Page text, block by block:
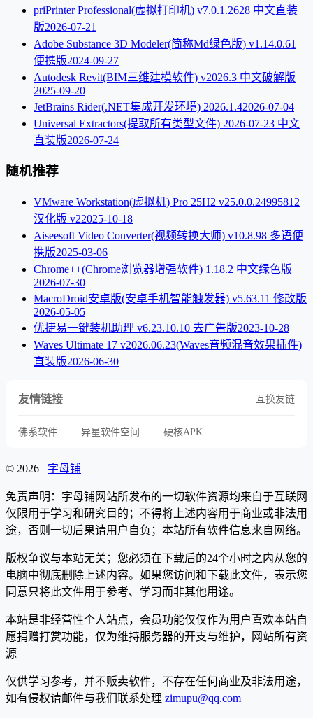
priPrinter Professional(虚拟打印机) v7.0.1.2628 中文直装
版2026-07-21
Adobe Substance 3D Modeler(简称Md绿色版) v1.14.0.61
便携版2024-09-27
Autodesk Revit(BIM三维建模软件) v2026.3 中文破解版
2025-09-20
JetBrains Rider(.NET集成开发环境) 2026.1.42026-07-04
Universal Extractors(提取所有类型文件) 2026-07-23 中文
直装版2026-07-24
随机推荐
VMware Workstation(虚拟机) Pro 25H2 v25.0.0.24995812
汉化版 v22025-10-18
Aiseesoft Video Converter(视频转换大师) v10.8.98 多语便
携版2025-03-06
Chrome++(Chrome浏览器增强软件) 1.18.2 中文绿色版
2026-07-30
MacroDroid安卓版(安卓手机智能触发器) v5.63.11 修改版
2026-05-05
优捷易一键装机助理 v6.23.10.10 去广告版2023-10-28
Waves Ultimate 17 v2026.06.23(Waves音频混音效果插件)
直装版2026-06-30
友情链接 互换友链
佛系软件 异星软件空间 硬核APK
© 2026 字母铺
免责声明：字母铺网站所发布的一切软件资源均来自于互联网
仅限用于学习和研究目的；不得将上述内容用于商业或非法用
途，否则一切后果请用户自负；本站所有软件信息来自网络。
版权争议与本站无关；您必须在下载后的24个小时之内从您的
电脑中彻底删除上述内容。如果您访问和下载此文件，表示您
同意只将此文件用于参考、学习而非其他用途。
本站是非经营性个人站点，会员功能仅仅作为用户喜欢本站自
愿捐赠打赏功能，仅为维持服务器的开支与维护，网站所有资
源
仅供学习参考，并不贩卖软件，不存在任何商业及非法用途，
如有侵权请邮件与我们联系处理 zimupu@qq.com